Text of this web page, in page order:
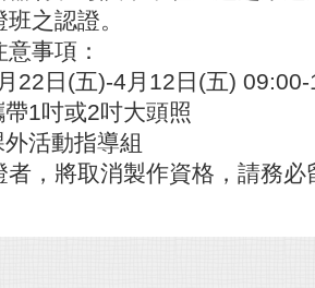
之認證。
事項：
22日(五)-4月12日(五)
1吋或2吋大頭照
活動指導組
者，將取消製作資格，請務必